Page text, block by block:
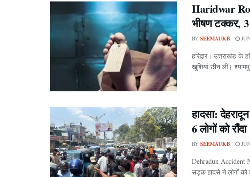
Haridwar
भीषण टक्कर,
BY SEEMAUKB
हरिद्वार। उत्तराखंड के
खुशियां छीन लीं।
हादसा:
6 लोगों को रौंदा
BY SEEMAUKB
Dehradun Accident
सड़क हादसे ने लोगों